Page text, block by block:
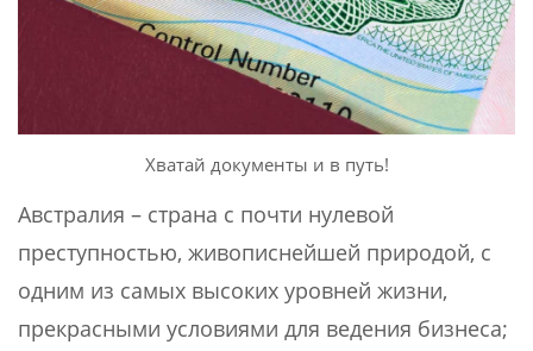
Хватай документы и в путь!
Австралия – страна с почти нулевой
преступностью, живописнейшей природой, с
одним из самых высоких уровней жизни,
прекрасными условиями для ведения бизнеса;